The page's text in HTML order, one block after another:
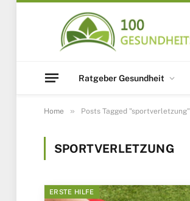
Ratgeber Gesundheit
Home » Posts Tagged "sportverletzung"
SPORTVERLETZUNG
ERSTE HILFE